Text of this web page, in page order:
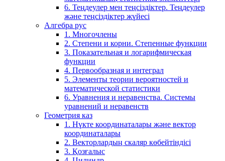
6. Теңдеулер мен теңсіздіктер. Теңдеулер
және теңсіздіктер жүйесі
Алгебра рус
1. Многочлены
2. Степени и корни. Степенные функции
3. Показательная и логарифмическая
функции
4. Первообразная и интеграл
5. Элементы теории вероятностей и
математической статистики
6. Уравнения и неравенства. Системы
уравнений и неравенств
Геометрия каз
1. Нүкте координаталары және вектор
координаталары
2. Векторлардың скаляр көбейтіндісі
3. Қозғалыс